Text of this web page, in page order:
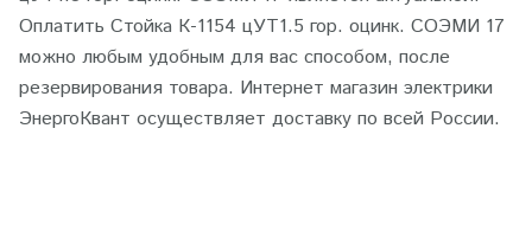
Оплатить Стойка К-1154 цУТ1.5 гор. оцинк. СОЭМИ 17
можно любым удобным для вас способом, после
резервирования товара. Интернет магазин электрики
ЭнергоКвант осуществляет доставку по всей России.